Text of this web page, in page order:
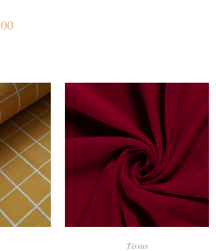
Tissus